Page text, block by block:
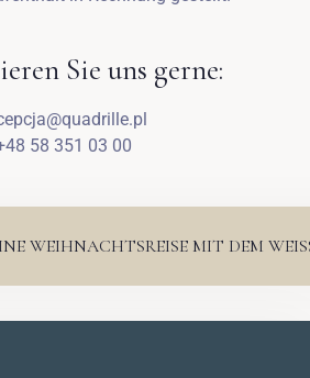
Sie uns gerne:
58 351 03 00
WEIHNACHTSREISE MIT DEM